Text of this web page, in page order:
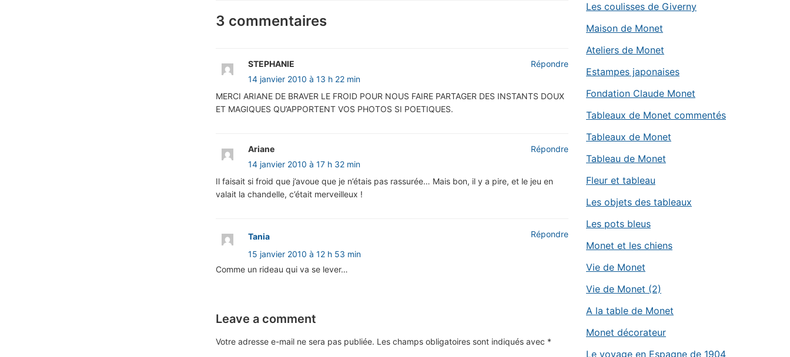
3 commentaires
STEPHANIE
14 janvier 2010 à 13 h 22 min
MERCI ARIANE DE BRAVER LE FROID POUR NOUS FAIRE PARTAGER DES INSTANTS DOUX
ET MAGIQUES QU’APPORTENT VOS PHOTOS SI POETIQUES.
Répondre
Ariane
14 janvier 2010 à 17 h 32 min
Il faisait si froid que j’avoue que je n’étais pas rassurée… Mais bon, il y a pire, et le jeu en
valait la chandelle, c’était merveilleux !
Répondre
Tania
15 janvier 2010 à 12 h 53 min
Comme un rideau qui va se lever…
Répondre
Leave a comment
Votre adresse e-mail ne sera pas publiée. Les champs obligatoires sont indiqués avec *
Les coulisses de Giverny
Maison de Monet
Ateliers de Monet
Estampes japonaises
Fondation Claude Monet
Tableaux de Monet commentés
Tableaux de Monet
Tableau de Monet
Fleur et tableau
Les objets des tableaux
Les pots bleus
Monet et les chiens
Vie de Monet
Vie de Monet (2)
A la table de Monet
Monet décorateur
Le voyage en Espagne de 1904